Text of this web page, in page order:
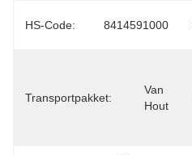
HS-Code: 8414591000
Transportpakket:
Van
Hout